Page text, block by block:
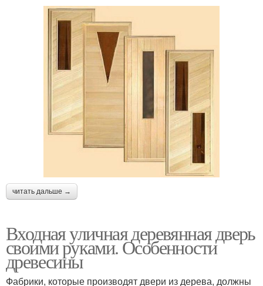
читать дальше →
Входная уличная деревянная дверь
своими руками. Особенности
древесины
Фабрики, которые производят двери из дерева, должны